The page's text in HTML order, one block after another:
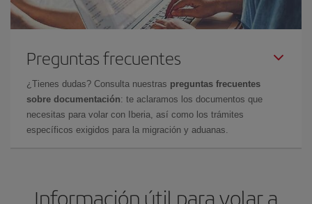
Preguntas frecuentes
¿Tienes dudas? Consulta nuestras preguntas frecuentes
sobre documentación: te aclaramos los documentos que
necesitas para volar con Iberia, así como los trámites
específicos exigidos para la migración y aduanas.
Información útil para volar a